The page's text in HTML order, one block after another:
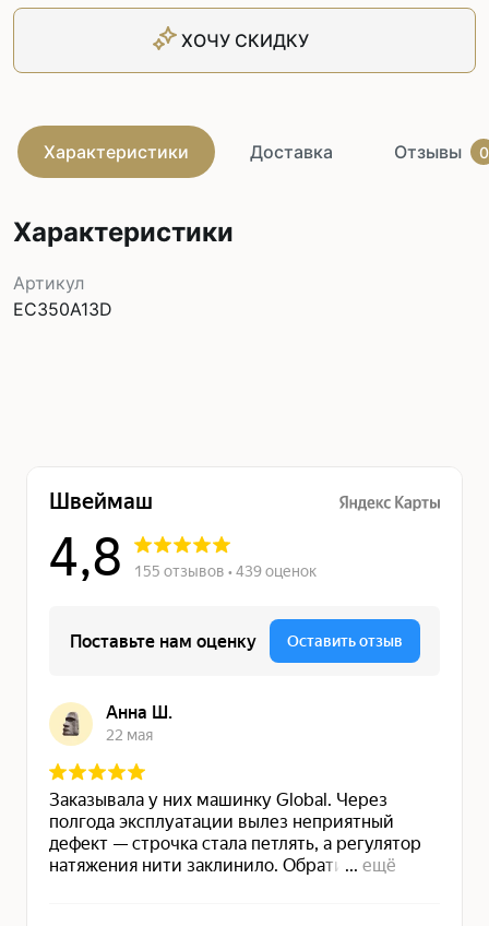
ХОЧУ СКИДКУ
Характеристики Доставка Отзывы 0
Характеристики
Артикул
EC350A13D